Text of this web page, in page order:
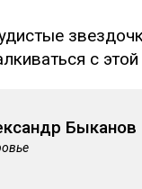
с
Быканов